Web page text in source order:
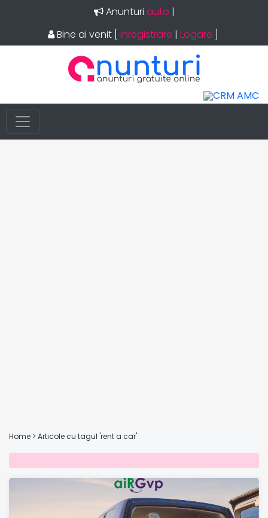
Anunturi auto |
Bine ai venit
Inregistrare | Logare
Home > Articole cu tagul 'rent a car'